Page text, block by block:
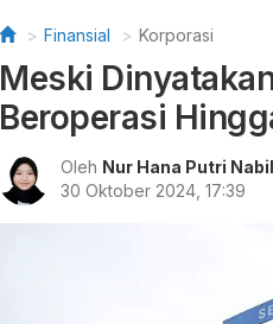
Finansial Korporasi
Meski
Beroperasi
Oleh Nur Hana Putri
30 Oktober 2024, 17:39